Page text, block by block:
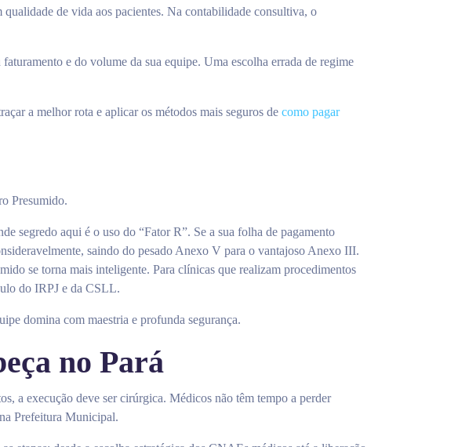
de vida aos pacientes. Na contabilidade consultiva, o
e do volume da sua equipe. Uma escolha errada de regime
a melhor rota e aplicar os métodos mais seguros de como pagar
Presumido.
segredo aqui é o uso do “Fator R”. Se a sua folha de pagamento
saindo do pesado Anexo V para o vantajoso Anexo III.
se torna mais inteligente. Para clínicas que realizam procedimentos
do IRPJ e da CSLL.
domina com maestria e profunda segurança.
no Pará
a execução deve ser cirúrgica. Médicos não têm tempo a perder
Prefeitura Municipal.